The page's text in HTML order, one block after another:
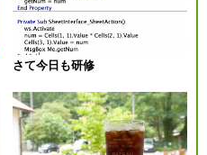
さて今日も研修